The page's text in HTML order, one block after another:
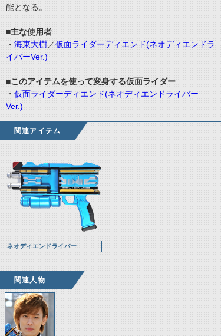
能となる。
■主な使用者
・ 海東大樹／仮面ライダーディエンド(ネオディエンドラ
イバーVer.)
■このアイテムを使って変身する仮面ライダー
・ 仮面ライダーディエンド(ネオディエンドライバー
Ver.)
関連アイテム
ネオディエンドライバー
関連人物